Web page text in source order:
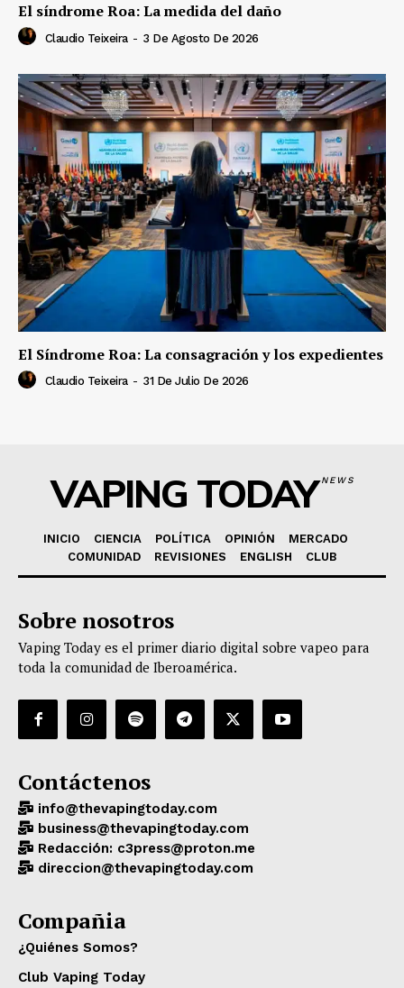
El síndrome Roa: La medida del daño
Claudio Teixeira - 3 De Agosto De 2026
El Síndrome Roa: La consagración y los expedientes
Claudio Teixeira - 31 De Julio De 2026
VAPING TODAYNEWS
INICIO CIENCIA POLÍTICA OPINIÓN
MERCADO
COMUNIDAD
REVISIONES ENGLISH CLUB
Sobre nosotros
Vaping Today es el primer diario digital sobre vapeo para
toda la comunidad de Iberoamérica.
Contáctenos
info@thevapingtoday.com
business@thevapingtoday.com
Redacción: c3press@proton.me
direccion@thevapingtoday.com
Compañia
¿Quiénes Somos?
Club Vaping Today